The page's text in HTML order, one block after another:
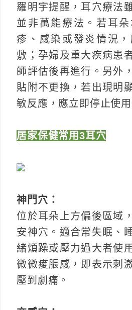
羅明宇提醒，耳穴療法
並非萬能療法。若耳
疹、感染或發炎情況
敷；孕婦及重大疾病患
師評估後再進行。另外
貼附不更換，若出現明
敏反應，應立即停止使用
居家保健常用3耳穴
神門穴：
位於耳朵上方偏後區域
安神穴。適合常失眠、
緒煩躁或壓力過大者使
微微痠脹感，即表示刺
壓到劇痛。